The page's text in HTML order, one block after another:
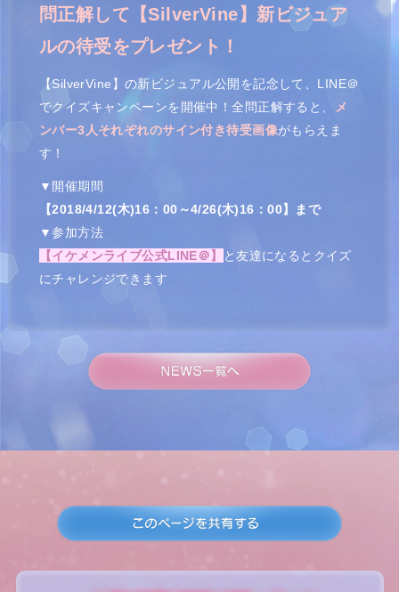
問正解して【SilverVine】新ビジュア
ルの待受をプレゼント！
【SilverVine】の新ビジュアル公開を記念して、LINE＠
でクイズキャンペーンを開催中！全問正解すると、 メ
ンバー3人それぞれのサイン付き待受画像がもらえま
す！
▼開催期間
【2018/4/12(木)16：00～4/26(木)16：00】まで
▼参加方法
【イケメンライブ公式LINE＠】
と友達になるとクイズ
にチャレンジできます